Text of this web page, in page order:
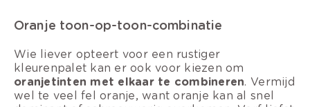
Oranje toon-op-toon-combinatie
Wie liever opteert voor een rustiger
kleurenpalet kan er ook voor kiezen om
oranjetinten met elkaar te combineren. Vermijd
wel te veel fel oranje, want oranje kan al snel